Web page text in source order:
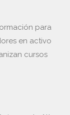
para
en activo
cursos